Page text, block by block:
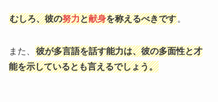
むしろ、彼の努力と献身を称えるべきです。
また、 彼が多言語を話す能力は、彼の多面性と才
能を示しているとも言えるでしょう。